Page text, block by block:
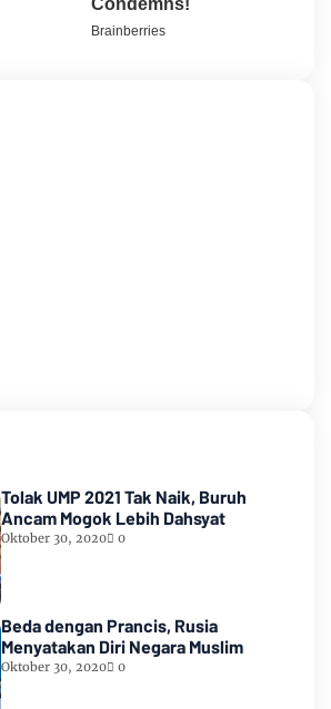
Tolak UMP 2021 Tak Naik, Buruh
Ancam Mogok Lebih Dahsyat
Oktober 30, 2020 0
Beda dengan Prancis, Rusia
Menyatakan Diri Negara Muslim
Oktober 30, 2020 0